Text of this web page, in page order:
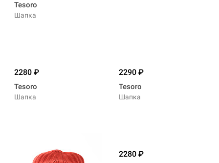
Tesoro
Шапка
2280
Tesoro
Шапка
2290
Tesoro
Шапка
2280